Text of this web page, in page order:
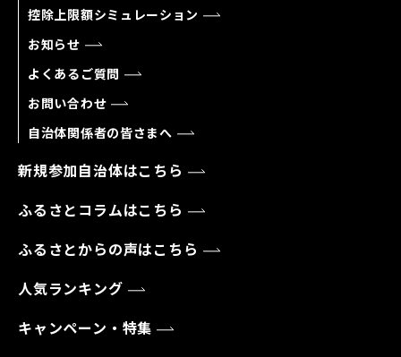
控除上限額シミュレーション
お知らせ
よくあるご質問
お問い合わせ
自治体関係者の皆さまへ
新規参加自治体はこちら
ふるさとコラムはこちら
ふるさとからの声はこちら
人気ランキング
キャンペーン・特集